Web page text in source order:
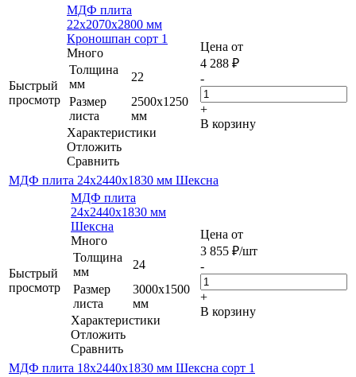
Быстрый
просмотр
МДФ плита
22х2070х2800 мм
Кроношпан сорт 1
Много
Толщина
мм
22
Размер
листа
2500х1250
мм
Характеристики
Отложить
Сравнить
Цена от
4 288 ₽
-
+
В корзину
МДФ плита 24х2440х1830 мм Шексна
Быстрый
просмотр
МДФ плита
24х2440х1830 мм
Шексна
Много
Толщина
мм
24
Размер
листа
3000х1500
мм
Характеристики
Отложить
Сравнить
Цена от
3 855 ₽/шт
-
+
В корзину
МДФ плита 18х2440х1830 мм Шексна сорт 1